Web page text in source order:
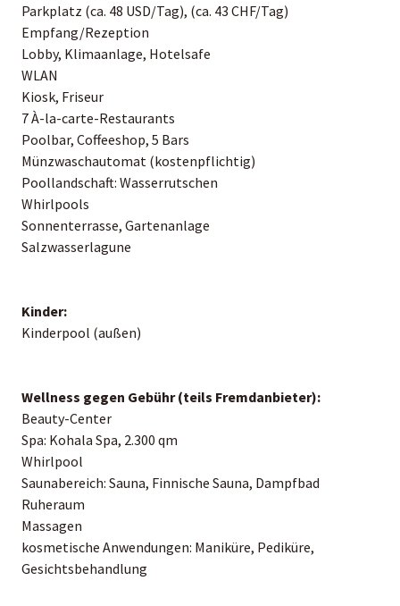
Parkplatz (ca. 48 USD/Tag), (ca. 43 CHF/Tag)
Empfang/Rezeption
Lobby, Klimaanlage, Hotelsafe
WLAN
Kiosk, Friseur
7 À-la-carte-Restaurants
Poolbar, Coffeeshop, 5 Bars
Münzwaschautomat (kostenpflichtig)
Poollandschaft: Wasserrutschen
Whirlpools
Sonnenterrasse, Gartenanlage
Salzwasserlagune
Kinder:
Kinderpool (außen)
Wellness gegen Gebühr (teils Fremdanbieter):
Beauty-Center
Spa: Kohala Spa, 2.300 qm
Whirlpool
Saunabereich: Sauna, Finnische Sauna, Dampfbad
Ruheraum
Massagen
kosmetische Anwendungen: Maniküre, Pediküre,
Gesichtsbehandlung